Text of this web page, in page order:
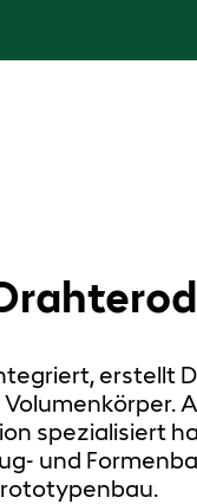
spezialisiert
und